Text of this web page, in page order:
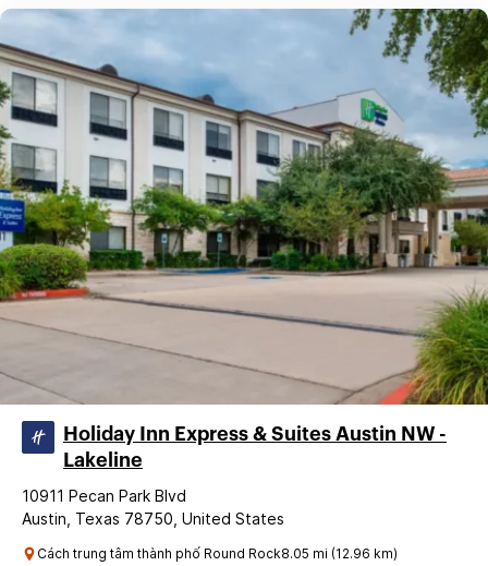
Holiday Inn Express & Suites Austin NW -
Lakeline
10911 Pecan Park Blvd
Austin, Texas 78750, United States
Cách trung tâm thành phố Round Rock8.05 mi (12.96 km)